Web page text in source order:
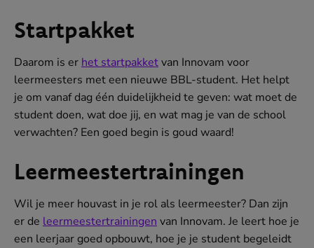
Startpakket
Daarom is er het startpakketvan Innovam voor
leermeesters met een nieuwe BBL-student. Het helpt
je om vanaf dag één duidelijkheid te geven: wat moet de
student doen, wat doe jij, en wat mag je van de school
verwachten? Een goed begin is goud waard!
Leermeestertrainingen
Wil je meer houvast in je rol als leermeester? Dan zijn
er de leermeestertrainingen van Innovam. Je leert hoe je
een leerjaar goed opbouwt, hoe je je student begeleidt